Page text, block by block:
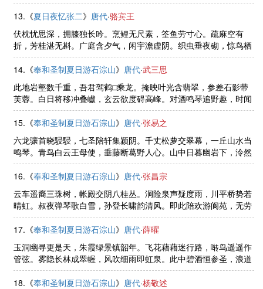
13.《夏日夜忆张二》 唐代·骆宾王
伏枕忧思深，拥膝独长吟。烹鲤无尺素，筌鱼劳寸心。疏麻空有
折，芳桂湛无斟。广庭含夕气，闲宇澹虚阴。织虫垂夜砌，惊鸟栖
暝林。欢娱百年促，羁病一生侵。讵堪孤月夜，流水入鸣琴。
14.《奉和圣制夏日游石淙山》 唐代·武三思
此地岩壑数千重，吾君驾鹤□乘龙。掩映叶光含翡翠，参差石影带
芙蓉。白日将移冲叠巘，玄云欲度碍高峰。对酒鸣琴追野趣，时闻
清吹入长松。
15.《奉和圣制夏日游石淙山》 唐代·张易之
六龙骧首晓駸駸，七圣陪轩集颍阴。千丈松萝交翠幕，一丘山水当
鸣琴。青鸟白云王母使，垂藤断葛野人心。山中日暮幽岩下，泠然
香吹落花深。
16.《奉和圣制夏日游石淙山》 唐代·张昌宗
云车遥裔三珠树，帐殿交阴八桂丛。涧险泉声疑度雨，川平桥势若
晴虹。叔夜弹琴歌白雪，孙登长啸韵清风。即此陪欢游阆苑，无劳
辛苦向崆峒。
17.《奉和圣制夏日游石淙山》 唐代·薛曜
玉洞幽寻更是天，朱霞绿景镇韶年。飞花藉藉迷行路，啭鸟遥遥作
管弦。雾隐长林成翠幄，风吹细雨即虹泉。此中碧酒恒参圣，浪道
昆山别有仙。
18.《奉和圣制夏日游石淙山》 唐代·杨敬述